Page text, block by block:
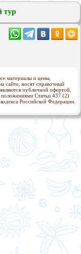
тур
материалы и цены,
сайте, носят справочный
публичной офертой,
положениями Статьи 437 (2)
Российской Федерации.